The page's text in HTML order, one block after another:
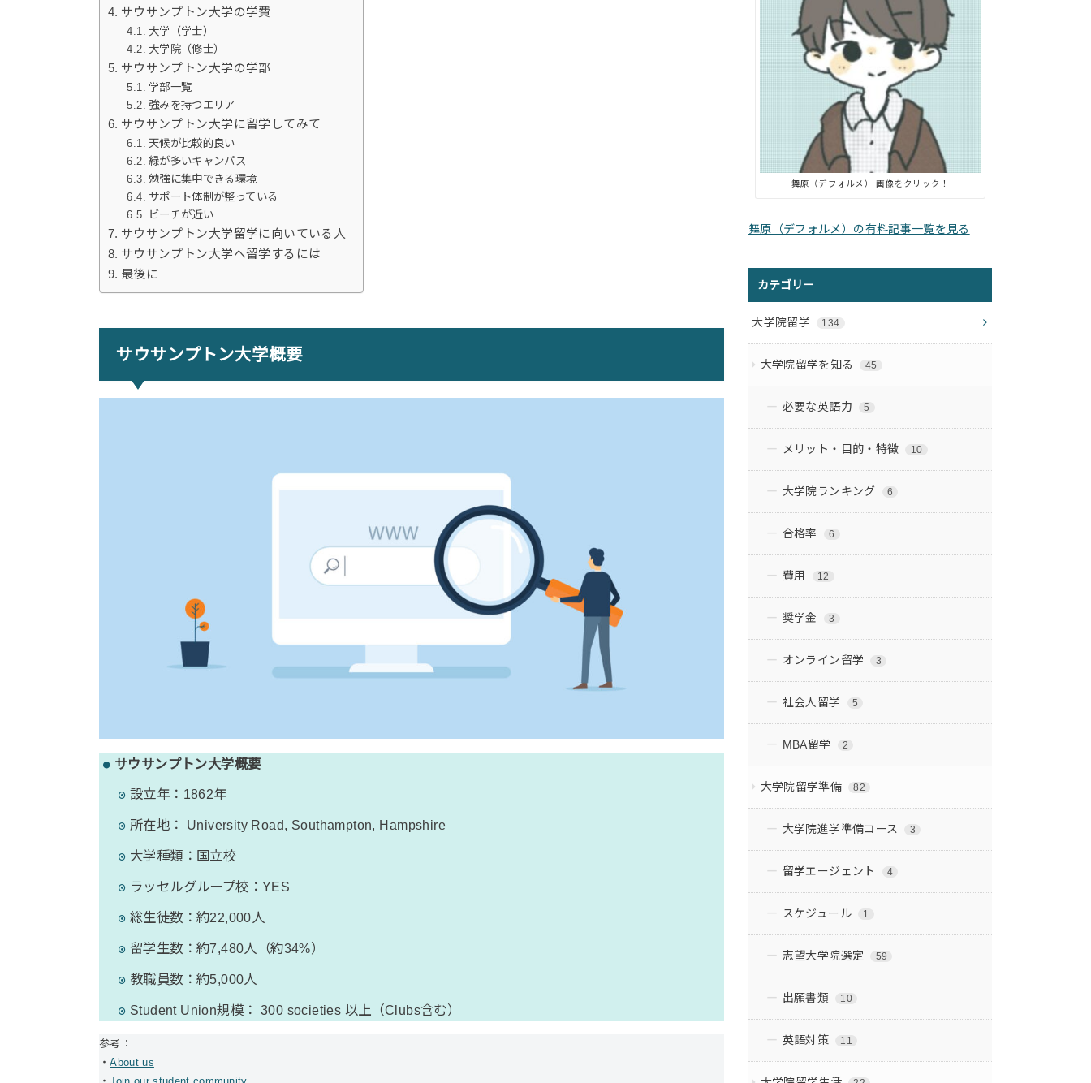
サウサンプトン大学の学費
大学（学士）
大学院（修士）
サウサンプトン大学の学部
学部一覧
強みを持つエリア
サウサンプトン大学に留学してみて
天候が比較的良い
緑が多いキャンパス
勉強に集中できる環境
サポート体制が整っている
ビーチが近い
サウサンプトン大学留学に向いている人
サウサンプトン大学へ留学するには
最後に
サウサンプトン大学概要
サウサンプトン大学概要
設立年：1862年
所在地： University Road, Southampton, Hampshire
大学種類：国立校
ラッセルグループ校：YES
総生徒数：約22,000人
留学生数：約7,480人（約34%）
教職員数：約5,000人
Student Union規模： 300 societies 以上（Clubs含む）
参考：
・About us
舞原（デフォルメ） 画像をクリック！
舞原（デフォルメ）の有料記事一覧を見る
カテゴリー
大学院留学 134
大学院留学を知る 45
必要な英語力 5
メリット・目的・特徴 10
大学院ランキング 6
合格率 6
費用 12
奨学金 3
オンライン留学 3
社会人留学 5
MBA留学 2
大学院留学準備 82
大学院進学準備コース 3
留学エージェント 4
スケジュール 1
志望大学院選定 59
出願書類 10
英語対策 11